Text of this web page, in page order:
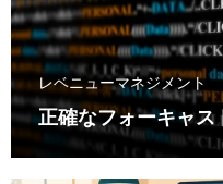
レベニューマネジメント
正確なフォーキャス